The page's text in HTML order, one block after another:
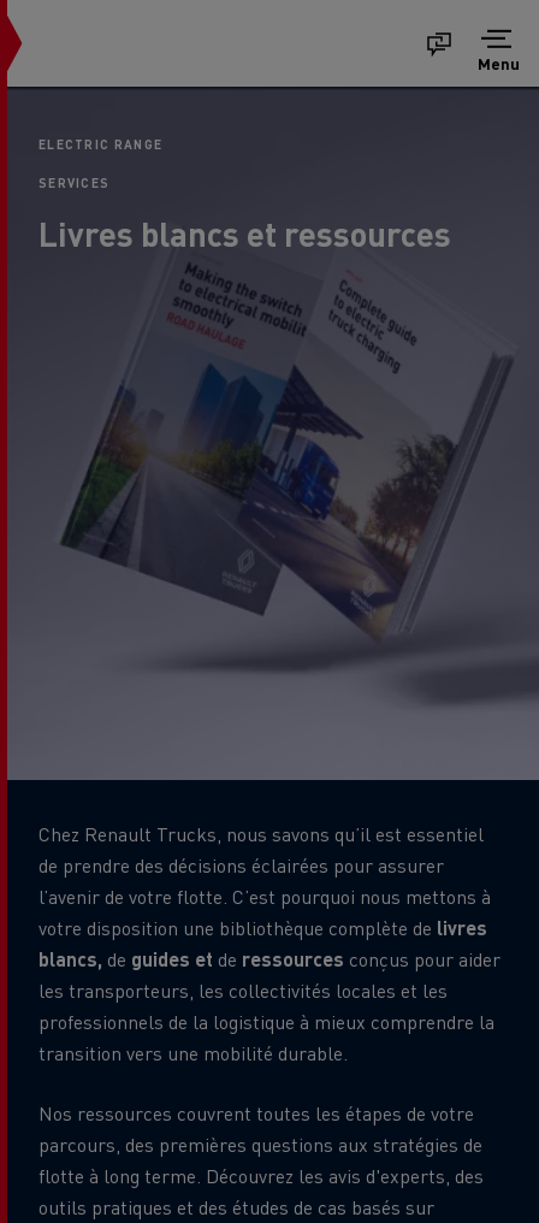
Menu
ELECTRIC RANGE
SERVICES
Livres blancs et ressources
Chez Renault Trucks, nous savons qu’il est essentiel
de prendre des décisions éclairées pour assurer
l’avenir de votre flotte. C’est pourquoi nous mettons à
votre disposition une bibliothèque complète de livres
blancs, de guides et de ressources conçus pour aider
les transporteurs, les collectivités locales et les
professionnels de la logistique à mieux comprendre la
transition vers une mobilité durable.
Nos ressources couvrent toutes les étapes de votre
parcours, des premières questions aux stratégies de
flotte à long terme. Découvrez les avis d'experts, des
outils pratiques et des études de cas basés sur